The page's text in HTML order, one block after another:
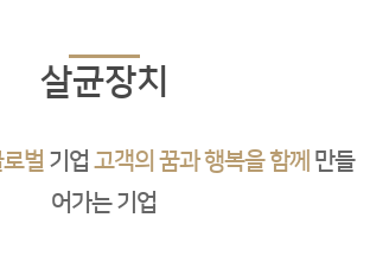
살균장치
벌 기업고객의 꿈과 행복을 함께 만들
어가는 기업